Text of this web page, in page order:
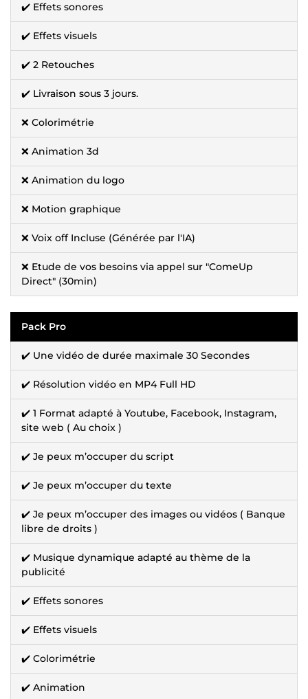
✔️ Effets sonores
✔️ Effets visuels
✔️ 2 Retouches
✔️ Livraison sous 3 jours.
❌ Colorimétrie
❌ Animation 3d
❌ Animation du logo
❌ Motion graphique
❌ Voix off Incluse (Générée par l'IA)
❌ Etude de vos besoins via appel sur "ComeUp
Direct" (30min)
Pack Pro
✔️ Une vidéo de durée maximale 30 Secondes
✔️ Résolution vidéo en MP4 Full HD
✔️ 1 Format adapté à Youtube, Facebook, Instagram,
site web ( Au choix )
✔️ Je peux m’occuper du script
✔️ Je peux m’occuper du texte
✔️ Je peux m’occuper des images ou vidéos ( Banque
libre de droits )
✔️ Musique dynamique adapté au thème de la
publicité
✔️ Effets sonores
✔️ Effets visuels
✔️ Colorimétrie
✔️ Animation